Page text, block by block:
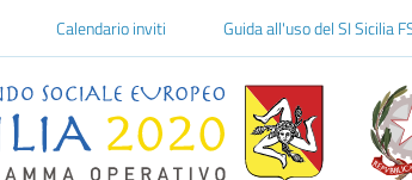
Calendario inviti Guida all'uso del SI Sicilia